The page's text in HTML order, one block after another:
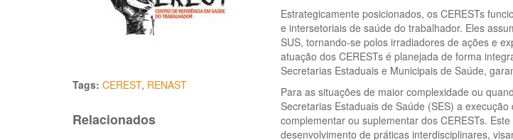
Tags: CEREST, RENAST
Relacionados
Estrategicamente posicionados, os CERESTs
e intersetoriais de saúde do trabalhador. Eles
SUS, tornando-se polos irradiadores de ações e
atuação dos CERESTs é planejada de forma
Secretarias Estaduais e Municipais de Saúde,
Para as situações de maior complexidade ou
Secretarias Estaduais de Saúde (SES) a
complementar ou suplementar dos CERESTs.
desenvolvimento de práticas interdisciplinares,